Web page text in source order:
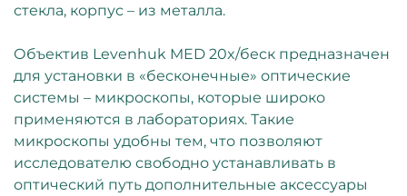
стекла, корпус – из металла.
Объектив Levenhuk MED 20x/беск предназначен
для установки в «бесконечные» оптические
системы – микроскопы, которые широко
применяются в лабораториях. Такие
микроскопы удобны тем, что позволяют
исследователю свободно устанавливать в
оптический путь дополнительные аксессуары